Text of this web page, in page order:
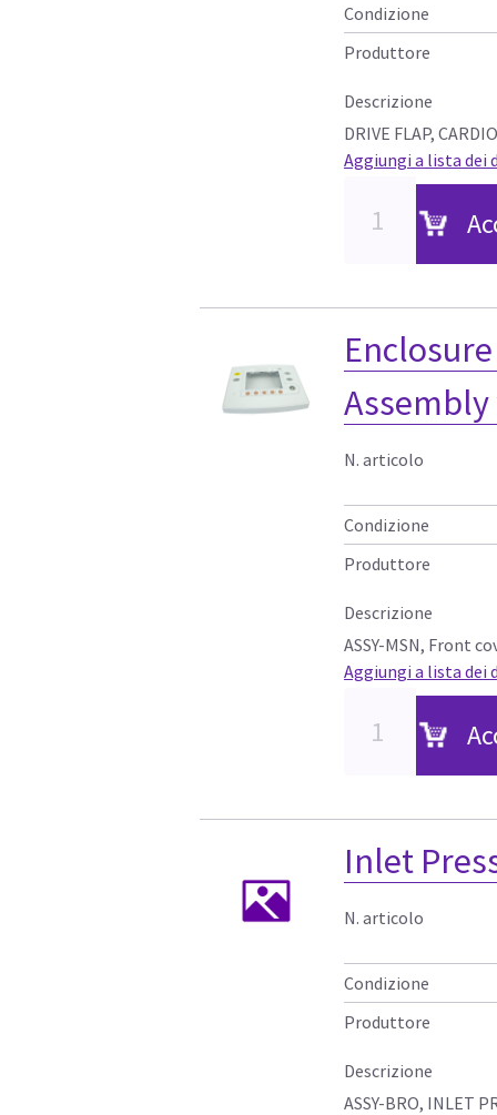
Condizione
Produttore
Descrizione
DRIVE FLAP,
Aggiungi a lista dei
N. articolo
Condizione
Produttore
Descrizione
ASSY-MSN, Front
Aggiungi a lista dei
Inlet
N. articolo
Condizione
Produttore
Descrizione
ASSY-BRO, INLET